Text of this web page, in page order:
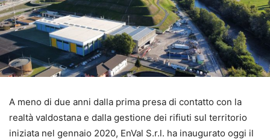
A meno di due anni dalla prima presa di contatto con la
realtà valdostana e dalla gestione dei rifiuti sul territorio
iniziata nel gennaio 2020, EnVal S.r.l. ha inaugurato oggi il